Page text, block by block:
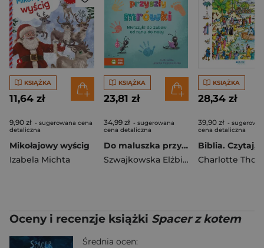
KSIĄŻKA
11,64 zł
9,90 zł - sugerowana cena
detaliczna
Mikołajowy wyścig
Izabela Michta
KSIĄŻKA
23,81 zł
34,99 zł - sugerowana
cena detaliczna
Do maluszka przyszły mrówki. Wierszyki do zabaw od rana do nocy
Szwajkowska Elżbieta
,Szwajkowski
KSIĄŻKA
28,34 zł
39,90 zł -
cena detaliczna
Charlotte
Oceny i recenzje książki Spacer z kotem
Średnia ocen: